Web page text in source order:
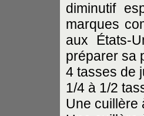
diminutif
marques
aux États-
préparer sa
4 tasses de
1/4 à 1/2
Une cuillère